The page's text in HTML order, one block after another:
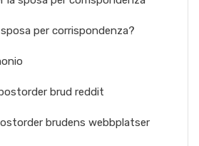
per corrispondenza?
brud reddit
brudens webbplatser